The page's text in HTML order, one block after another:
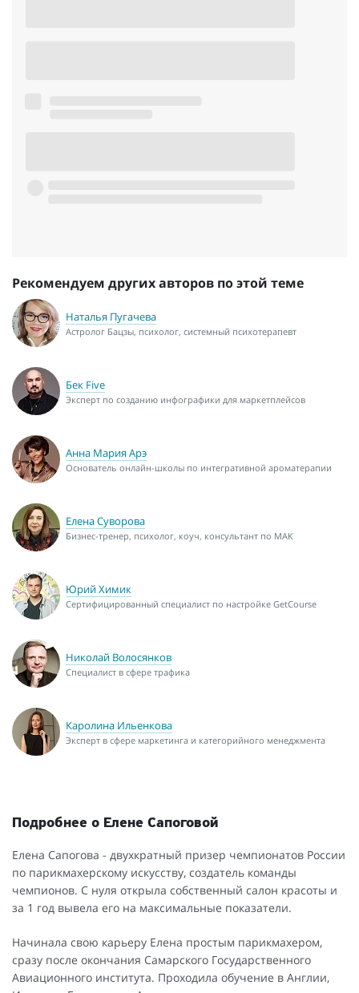
Рекомендуем других авторов по этой теме
Наталья Пугачева
Астролог Бацзы, психолог, системный психотерапевт
Бек Five
Эксперт по созданию инфографики для маркетплейсов
Анна Мария Арэ
Основатель онлайн-школы по интегративной ароматерапии
Елена Суворова
Бизнес-тренер, психолог, коуч, консультант по МАК
Юрий Химик
Сертифицированный специалист по настройке GetCourse
Николай Волосянков
Специалист в сфере трафика
Каролина Ильенкова
Эксперт в сфере маркетинга и категорийного менеджмента
Подробнее о Елене Сапоговой
Елена Сапогова - двухкратный призер чемпионатов России
по парикмахерскому искусству, создатель команды
чемпионов. С нуля открыла собственный салон красоты и
за 1 год вывела его на максимальные показатели.
Начинала свою карьеру Елена простым парикмахером,
сразу после окончания Самарского Государственного
Авиационного института. Проходила обучение в Англии,